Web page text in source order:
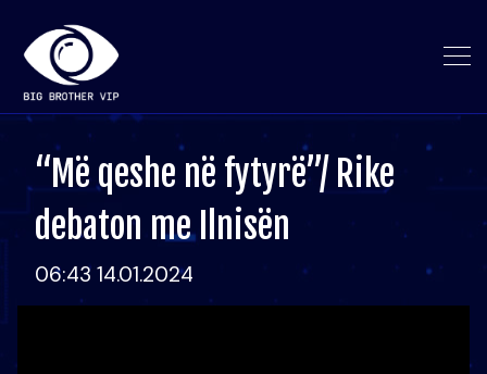
“Më qeshe në fytyrë”/ Rike
debaton me Ilnisën
06:43 14.01.2024